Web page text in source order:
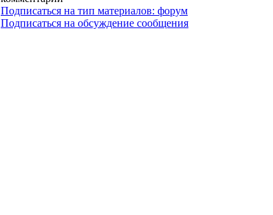
Подписаться на тип материалов: форум
Подписаться на обсуждение сообщения